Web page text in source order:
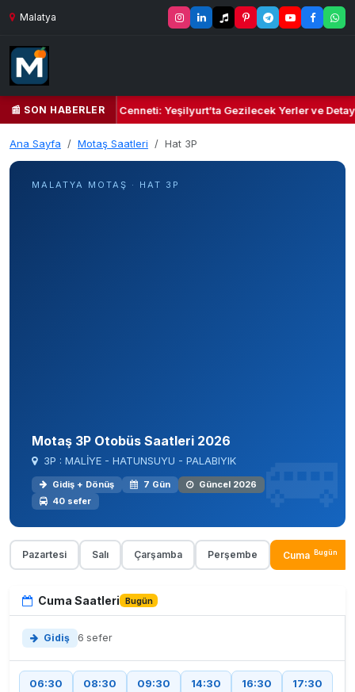
Malatya
📰 SON HABERLER
Yeşil Kalbi ve Kültür Cenneti: Yeşilyurt’ta Gezilecek Yerler ve
Ana Sayfa Motaş Saatleri Hat 3P
MALATYA MOTAŞ · HAT 3P
Motaş 3P Otobüs Saatleri 2026
3P : MALİYE - HATUNSUYU - PALABIYIK
Gidiş + Dönüş 7 Gün
Güncel 2026
40 sefer
Pazartesi Salı Çarşamba Perşembe Cuma Bugün
Cuma Saatleri Bugün
Gidiş 6 sefer
06:30 08:30 09:30 14:30 16:30 17:30